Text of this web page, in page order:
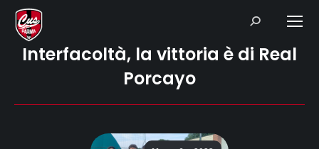
Search:
Interfacoltà, la vittoria è di Real
Porcayo